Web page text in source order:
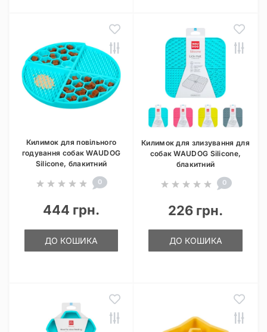
Килимок для повільного
годування собак WAUDOG
Silicone, блакитний
0
444 грн.
ДО КОШИКА
Килимок для злизування для
собак WAUDOG Silicone,
блакитний
0
226 грн.
ДО КОШИКА